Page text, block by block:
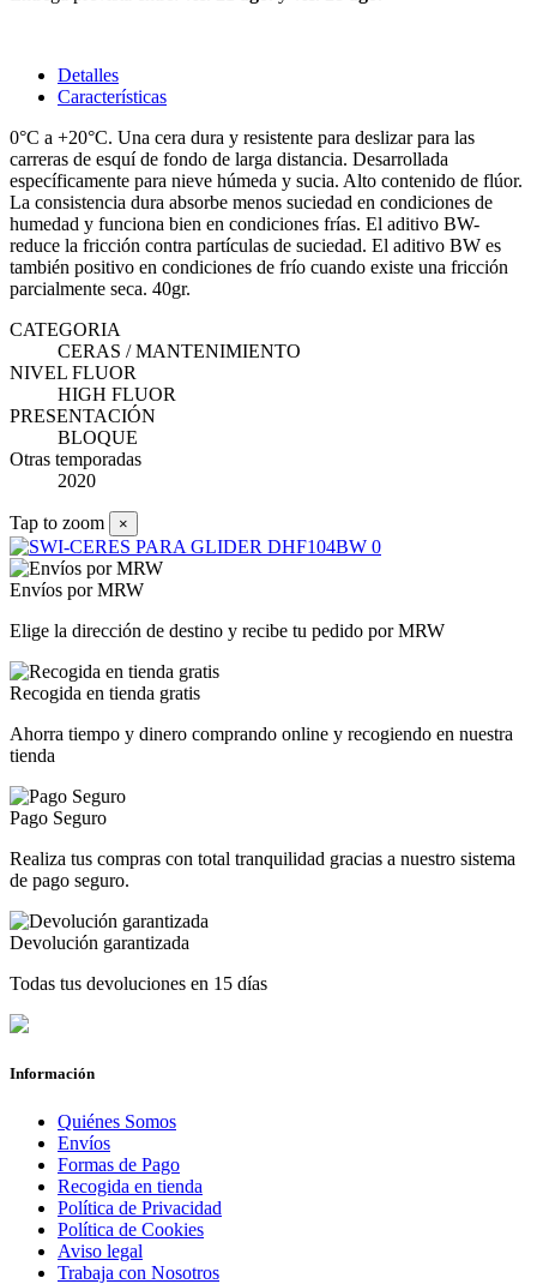
Detalles
Características
0°C a +20°C. Una cera dura y resistente para deslizar para las
carreras de esquí de fondo de larga distancia. Desarrollada
específicamente para nieve húmeda y sucia. Alto contenido de flúor.
La consistencia dura absorbe menos suciedad en condiciones de
humedad y funciona bien en condiciones frías. El aditivo BW-
reduce la fricción contra partículas de suciedad. El aditivo BW es
también positivo en condiciones de frío cuando existe una fricción
parcialmente seca. 40gr.
CATEGORIA
CERAS / MANTENIMIENTO
NIVEL FLUOR
HIGH FLUOR
PRESENTACIÓN
BLOQUE
Otras temporadas
2020
Tap to zoom ×
Envíos por MRW
Elige la dirección de destino y recibe tu pedido por MRW
Recogida en tienda gratis
Ahorra tiempo y dinero comprando online y recogiendo en nuestra
tienda
Pago Seguro
Realiza tus compras con total tranquilidad gracias a nuestro sistema
de pago seguro.
Devolución garantizada
Todas tus devoluciones en 15 días
Información
Quiénes Somos
Envíos
Formas de Pago
Recogida en tienda
Política de Privacidad
Política de Cookies
Aviso legal
Trabaja con Nosotros